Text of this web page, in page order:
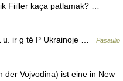
Fiiller kaça patlamak? …
u. ir g tė P Ukrainoje …
Pasaulio
Vojvodina) ist eine in New